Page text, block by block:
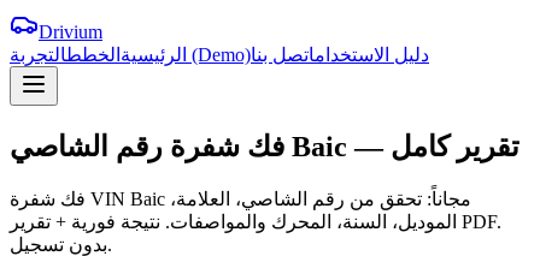
Drivium
الرئيسية الخطط التجربة (Demo) دليل الاستخداماتصل بنا
فك شفرة رقم Baic— تقريركامل
فك شفرة VIN Baic مجاناً: تحقق من رقم الشاصي، العلامة،
الموديل، السنة، المحرك والمواصفات. نتيجة فورية + تقرير PDF.
بدون تسجيل.